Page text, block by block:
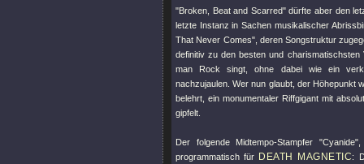
"Broken, Beat and Scarred"dürfte aber den
letzte Instanz in Sachen musikalischer
That Never Comes", deren Songstruktur
definitiv zu den besten und
man Rock singt, ohne dabei wie ein
nachzujaulen. Wer nun glaubt, der
belehrt, ein monumentaler Riffgigant mit
gipfelt.
Der folgende Midtempo-Stampfer"Cyanide"
programmatisch für DEATH MAGNETIC: